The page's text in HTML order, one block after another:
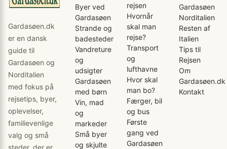
Gardasøen.dk
er en dansk
guide til
Gardasøen og
Norditalien
med fokus på
rejsetips, byer,
oplevelser,
familievenlige
valg og små
steder, der er
Byer ved
Gardasøen
Strande og
badesteder
Vandreture
og
udsigter
Gardasøen
med børn
Vin, mad
og
markeder
Små byer
og skjulte
rejsen
Hvornår
skal man
rejse?
Transport
og
lufthavne
Hvor skal
man bo?
Færger, bil
og bus
Første
gang ved
Gardasøen
Gardasøen
Norditalien
Resten af
Italien
Tips til
Rejsen
Om
Gardasøen.dk
Kontakt